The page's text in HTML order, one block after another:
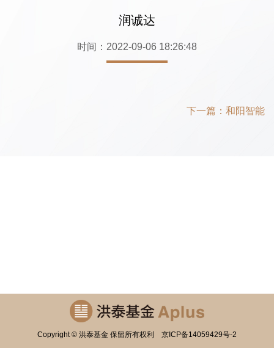
润诚达
时间：2022-09-06 18:26:48
下一篇： 和阳智能
Copyright © 洪泰基金 保留所有权利 京ICP备14059429号-2